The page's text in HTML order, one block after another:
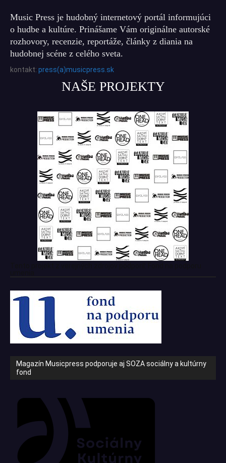
Music Press je hudobný internetový portál informujúci
o hudbe a kultúre. Prinášame Vám originálne autorské
rozhovory, recenzie, reportáže, články z diania na
hudobnej scéne z celého sveta.
kontakt: press(a)musicpress.sk
NAŠE PROJEKTY
Magazín Musicpress podporuje aj SOZA sociálny a kultúrny
fond